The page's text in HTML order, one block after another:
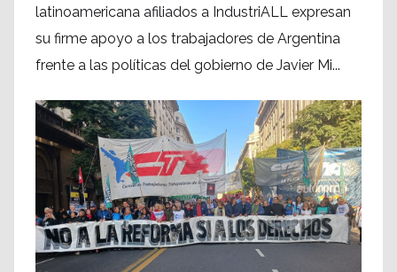
latinoamericana afiliados a IndustriALL expresan
su firme apoyo a los trabajadores de Argentina
frente a las políticas del gobierno de Javier Mi...